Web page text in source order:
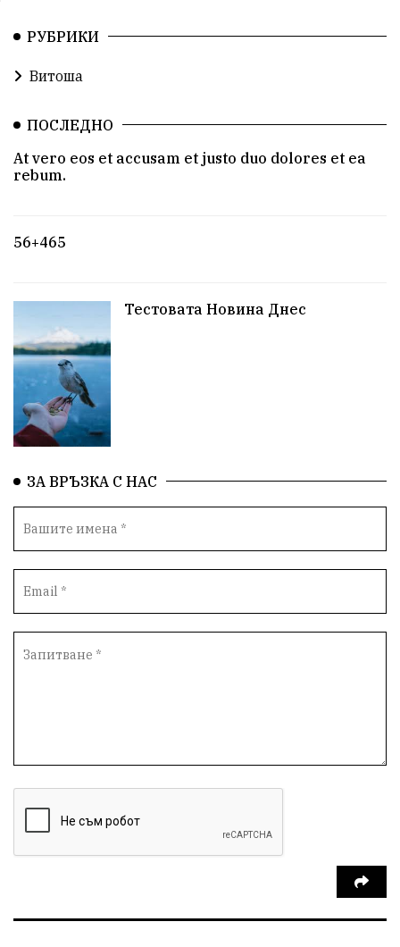
РУБРИКИ
Витоша
ПОСЛЕДНО
At vero eos et accusam et justo duo dolores et ea
rebum.
56+465
Тестовата Новина Днес
ЗА ВРЪЗКА С НАС